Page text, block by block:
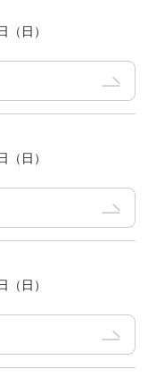
日）
日）
日）